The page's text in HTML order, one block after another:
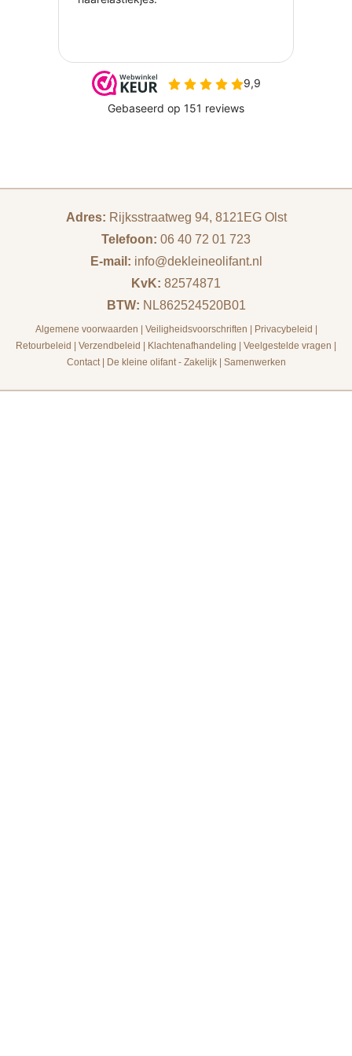
Adres: Rijksstraatweg 94, 8121EG Olst
Telefoon: 06 40 72 01 723
E-mail: info@dekleineolifant.nl
KvK: 82574871
BTW: NL862524520B01
Algemene voorwaarden Veiligheidsvoorschriften Privacybeleid
Retourbeleid
Verzendbeleid Klachtenafhandeling Veelgestelde vragen
Contact| De kleine olifant - Zakelijk| Samenwerken